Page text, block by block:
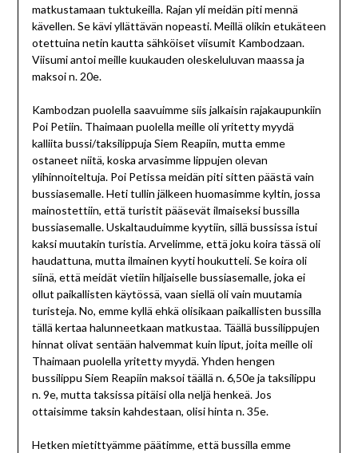
matkustamaan tuktukeilla. Rajan yli meidän piti mennä
kävellen. Se kävi yllättävän nopeasti. Meillä olikin etukäteen
otettuina netin kautta sähköiset viisumit Kambodzaan.
Viisumi antoi meille kuukauden oleskeluluvan maassa ja
maksoi n. 20e.
Kambodzan puolella saavuimme siis jalkaisin rajakaupunkiin
Poi Petiin. Thaimaan puolella meille oli yritetty myydä
kalliita bussi/taksilippuja Siem Reapiin, mutta emme
ostaneet niitä, koska arvasimme lippujen olevan
ylihinnoiteltuja. Poi Petissa meidän piti sitten päästä vain
bussiasemalle. Heti tullin jälkeen huomasimme kyltin, jossa
mainostettiin, että turistit pääsevät ilmaiseksi bussilla
bussiasemalle. Uskaltauduimme kyytiin, sillä bussissa istui
kaksi muutakin turistia. Arvelimme, että joku koira tässä oli
haudattuna, mutta ilmainen kyyti houkutteli. Se koira oli
siinä, että meidät vietiin hiljaiselle bussiasemalle, joka ei
ollut paikallisten käytössä, vaan siellä oli vain muutamia
turisteja. No, emme kyllä ehkä olisikaan paikallisten bussilla
tällä kertaa halunneetkaan matkustaa. Täällä bussilippujen
hinnat olivat sentään halvemmat kuin liput, joita meille oli
Thaimaan puolella yritetty myydä. Yhden hengen
bussilippu Siem Reapiin maksoi täällä n. 6,50e ja taksilippu
n. 9e, mutta taksissa pitäisi olla neljä henkeä. Jos
ottaisimme taksin kahdestaan, olisi hinta n. 35e.
Hetken mietittyämme päätimme, että bussilla emme